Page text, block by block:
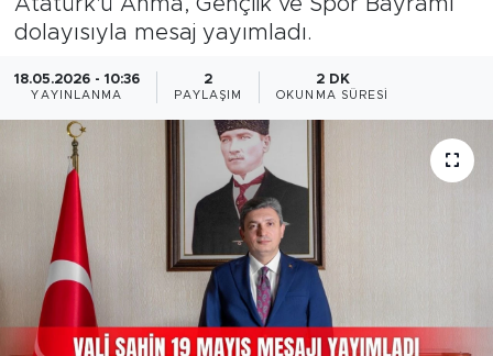
dolayısıyla mesaj yayımladı.
18.05.2026 - 10:36
YAYINLANMA
2
PAYLAŞIM
2 DK
OKUNMA SÜRESI